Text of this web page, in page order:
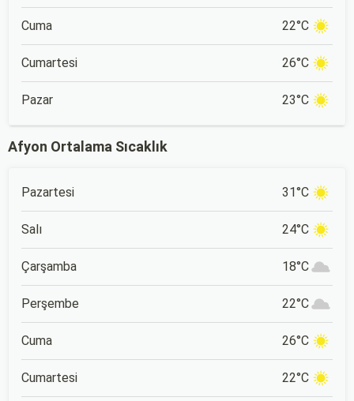
Cuma 22°C
Cumartesi 26°C
Pazar 23°C
Afyon Ortalama Sıcaklık
Pazartesi 31°C
Salı 24°C
Çarşamba 18°C
Perşembe 22°C
Cuma 26°C
Cumartesi 22°C